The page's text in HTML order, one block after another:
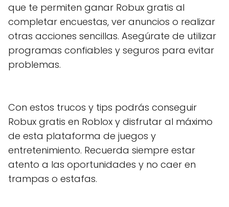
que te permiten ganar Robux gratis al
completar encuestas, ver anuncios o realizar
otras acciones sencillas. Asegúrate de utilizar
programas confiables y seguros para evitar
problemas.
Con estos trucos y tips podrás conseguir
Robux gratis en Roblox y disfrutar al máximo
de esta plataforma de juegos y
entretenimiento. Recuerda siempre estar
atento a las oportunidades y no caer en
trampas o estafas.